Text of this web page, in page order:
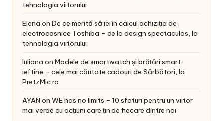
tehnologia viitorului
Elena on De ce merită să iei în calcul achiziția de
electrocasnice Toshiba – de la design spectaculos, la
tehnologia viitorului
Iuliana on Modele de smartwatch și brățări smart
ieftine – cele mai căutate cadouri de Sărbători, la
PretzMic.ro
AYAN on WE has no limits – 10 sfaturi pentru un viitor
mai verde cu acțiuni care țin de fiecare dintre noi